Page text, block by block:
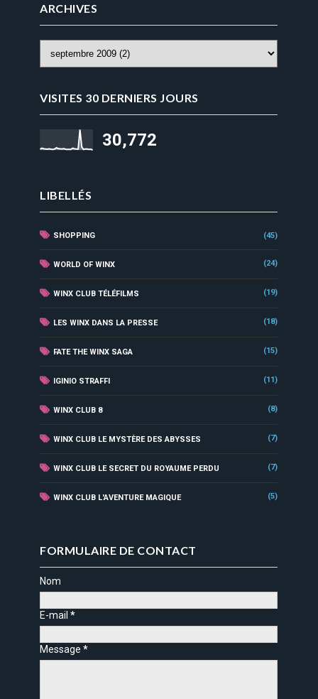
ARCHIVES
VISITES 30 DERNIERS JOURS
30,772
LIBELLÉS
SHOPPING (45)
WORLD OF WINX (24)
WINX CLUB TÉLÉFILMS (19)
LES WINX DANS LA PRESSE (18)
FATE THE WINX SAGA (15)
IGINIO STRAFFI (11)
WINX CLUB 8 (8)
WINX CLUB LE MYSTÈRE DES ABYSSES (7)
WINX CLUB LE SECRET DU ROYAUME PERDU (7)
WINX CLUB L'AVENTURE MAGIQUE (5)
FORMULAIRE DE CONTACT
Nom
E-mail*
Message*